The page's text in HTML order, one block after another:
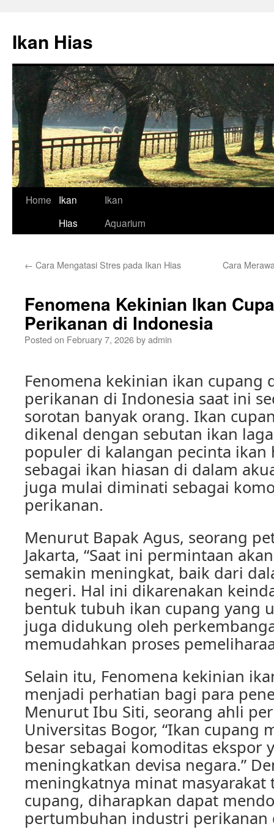
content
Ikan Hias
Home
Ikan
Hias
Ikan
Aquarium
← Cara Mengatasi Stres pada Ikan Hias Cara
Fenomena Kekinian Ikan
Perikanan di Indonesia
Posted on February 7, 2026byadmin
Fenomena kekinian ikan cupang
perikanan di Indonesia saat ini
sorotan banyak orang. Ikan
dikenal dengan sebutan ikan
populer di kalangan pecinta ikan
sebagai ikan hiasan di dalam
juga mulai diminati sebagai
perikanan.
Menurut Bapak Agus, seorang
Jakarta, “Saat ini permintaan
semakin meningkat, baik dari
negeri. Hal ini dikarenakan
bentuk tubuh ikan cupang yang
juga didukung oleh
memudahkan proses
Selain itu, Fenomena kekinian
menjadi perhatian bagi para
Menurut Ibu Siti, seorang ahli
Universitas Bogor, “Ikan cupang
besar sebagai komoditas ekspor
meningkatkan devisa negara.”
meningkatnya minat masyarakat
cupang, diharapkan dapat
pertumbuhan industri perikanan